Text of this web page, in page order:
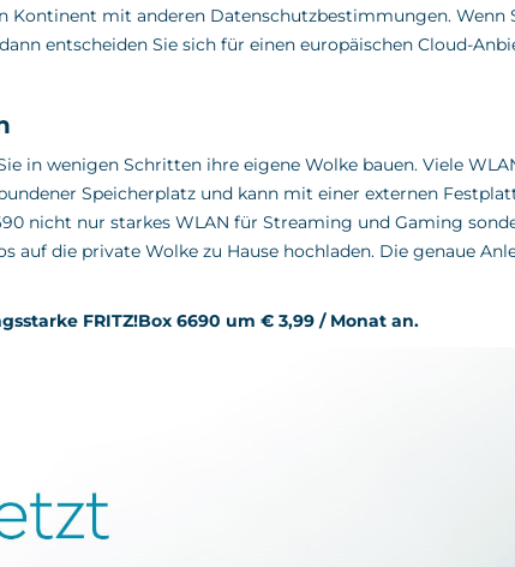
mit anderen Datenschutzbestimmungen. Wenn
entscheiden Sie sich für einen europäischen Cloud-
in wenigen Schritten ihre eigene Wolke bauen. Viele
Speicherplatz und kann mit einer externen
nicht nur starkes WLAN für Streaming und Gaming
die private Wolke zu Hause hochladen. Die genaue
FRITZ!Box 6690 um € 3,99 / Monat an.